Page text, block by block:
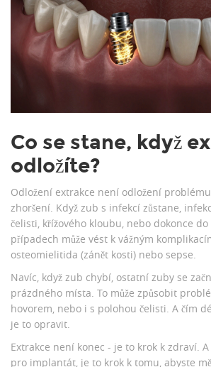
Co se stane, když
odložíte?
Odložení extrakce není odložení
zhoršení. Když zub s infekcí zůstane,
čelisti, křížového kloubu, nebo dokonce
případech může vést k vážným
osteomielitida (zánět kosti) nebo sepse.
Navíc, když zub chybí, ostatní zuby se
prázdného místa. To může způsobit
hovorem, nebo i s polohou čelisti. A čím
je to opravit.
Extrakce není konec - je to krok k zdraví.
pro implantát, je to krok k tomu, abyste